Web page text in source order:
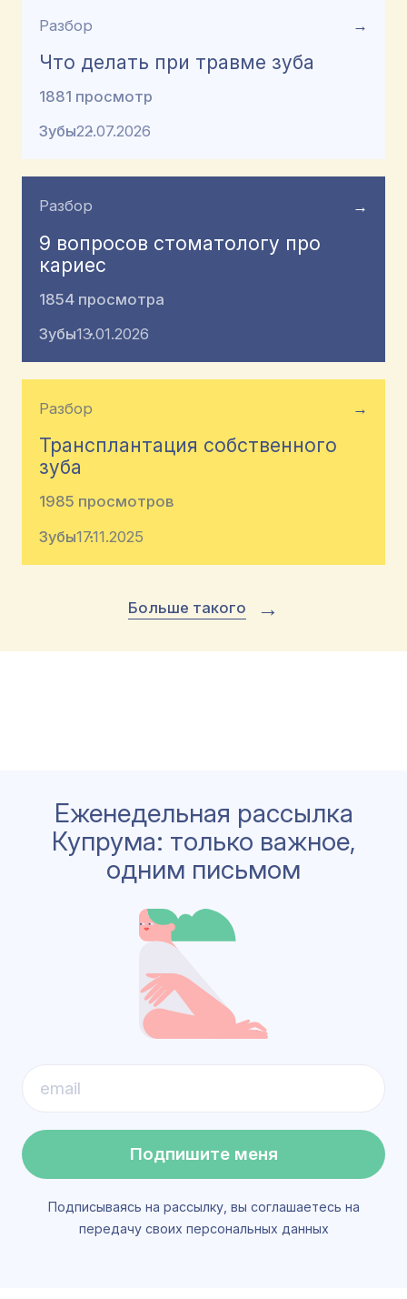
Разбор →
Что делать при травме зуба
1881 просмотр
Зубы22.07.2026
Разбор →
9 вопросов стоматологу про
кариес
1854 просмотра
Зубы13.01.2026
Разбор →
Трансплантация собственного
зуба
1985 просмотров
Зубы17.11.2025
Больше такого →
Еженедельная рассылка
Купрума: только важное,
одним письмом
Подпишите меня
Подписываясь на рассылку, вы соглашаетесь на
передачу своих персональных данных